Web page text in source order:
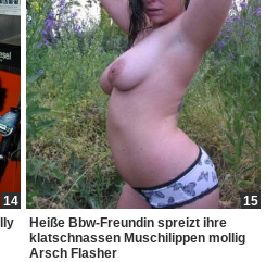
14
15
Heiße Bbw-Freundin spreizt ihre
klatschnassen Muschilippen mollig
Arsch Flasher